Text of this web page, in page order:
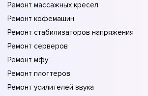
Ремонт массажных кресел
Ремонт кофемашин
Ремонт стабилизаторов напряжения
Ремонт серверов
Ремонт мфу
Ремонт плоттеров
Ремонт усилителей звука